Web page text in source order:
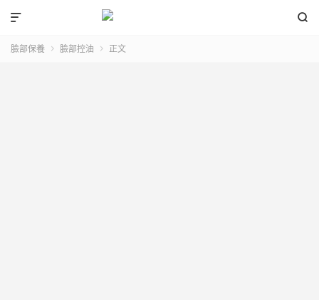


臉部保養  臉部控油  正文